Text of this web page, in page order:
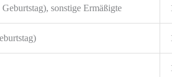
sonstige Ermäßigte